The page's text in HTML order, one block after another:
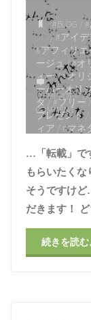
#BLOG
/#アイ
#アフィリエ
ージュ/#オ
ィー/#オリ
ーパーオリ
ダ/#フリー/
プレゼント/
ィア
#マネ
ィー/#仮想
/#広告 /#情
無料 /#知識
/#神待ち/#
献 /#質 / #
AM
COMMENT
…「転載」で
もらいたく
そうですけ
だきます！
続きを読む